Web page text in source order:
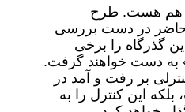
هم هست. طرح
حاضر در دست بررسی
گذرگاه را برخی
دست خواهند گرفت.
بر رفت و آمد در
این کنترل را به